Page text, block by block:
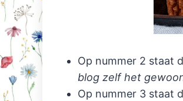
Op nummer 2 staat
blog zelf het
Op nummer 3 staat